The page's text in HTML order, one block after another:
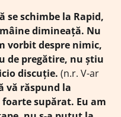
se schimbe la Rapid,
dimineață. Nu
vorbit despre nimic,
de pregătire, nu știu
discuție. (n.r. V-ar
vă răspund la
supărat. Eu am